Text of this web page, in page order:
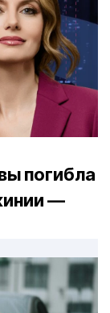
погибла
—